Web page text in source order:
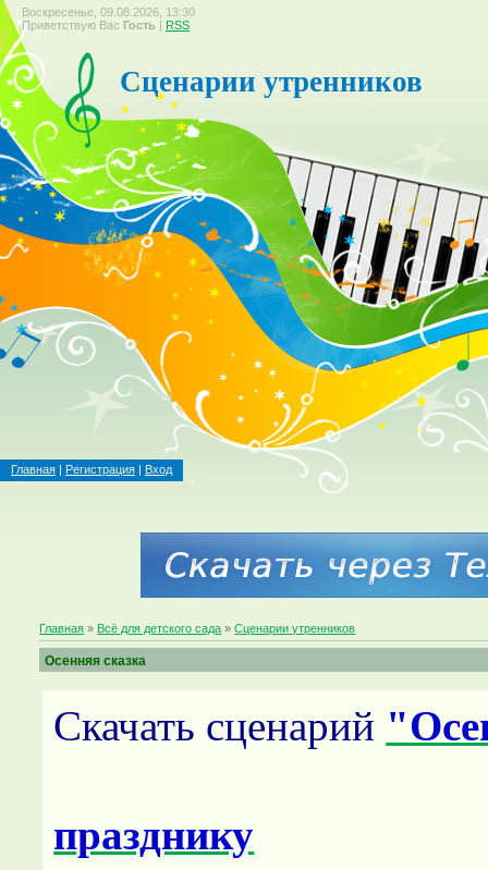
Воскресенье, 09.08.2026, 13:30
Приветствую Вас Гость | RSS
Сценарии утренников
Главная | Регистрация | Вход
Главная » Всё для детского сада »Сценарии утренников
Осенняя сказка
Скачать сценарий
празднику